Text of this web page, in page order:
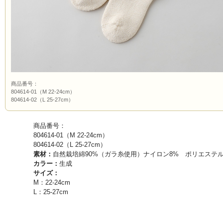
商品番号：
804614-01（M 22-24cm）
804614-02（L 25-27cm）
商品番号：
804614-01（M 22-24cm）
804614-02（L 25-27cm）
素材： 自然栽培綿90%（ガラ糸使用）ナイロン8% ポリエステ
カラー：生成
サイズ：
M：22-24cm
L：25-27cm